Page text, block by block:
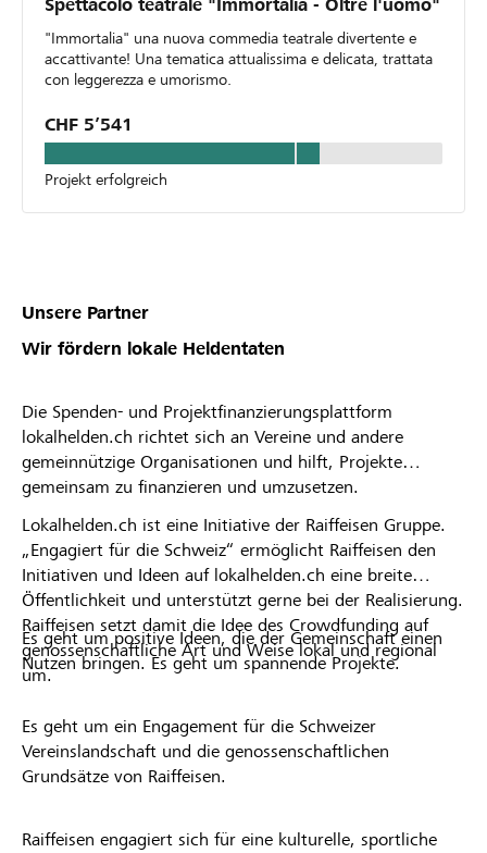
Spettacolo teatrale "Immortalia - Oltre l'uomo"
"Immortalia" una nuova commedia teatrale divertente e
accattivante! Una tematica attualissima e delicata, trattata
con leggerezza e umorismo.
CHF 5’541
Projekt erfolgreich
Unsere Partner
Wir fördern lokale Heldentaten
Die Spenden- und Projektfinanzierungsplattform
lokalhelden.ch richtet sich an Vereine und andere
gemeinnützige Organisationen und hilft, Projekte
gemeinsam zu finanzieren und umzusetzen.
Lokalhelden.ch ist eine Initiative der Raiffeisen Gruppe.
„Engagiert für die Schweiz“ ermöglicht Raiffeisen den
Initiativen und Ideen auf lokalhelden.ch eine breite
Öffentlichkeit und unterstützt gerne bei der Realisierung.
Raiffeisen setzt damit die Idee des Crowdfunding auf
genossenschaftliche Art und Weise lokal und regional
um.
Es geht um positive Ideen, die der Gemeinschaft einen
Nutzen bringen. Es geht um spannende Projekte.
Es geht um ein Engagement für die Schweizer
Vereinslandschaft und die genossenschaftlichen
Grundsätze von Raiffeisen.
Raiffeisen engagiert sich für eine kulturelle, sportliche